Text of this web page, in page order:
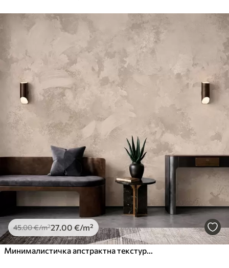
45.00€/m²27 .00 €/m²